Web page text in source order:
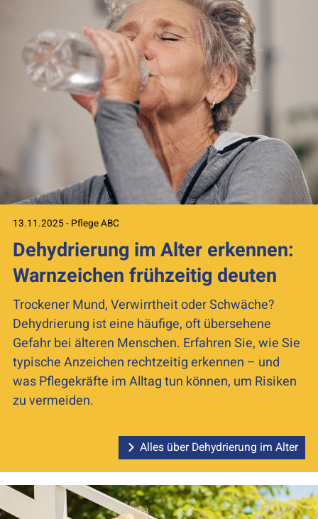
13.11.2025 - Pflege ABC
Dehydrierung im Alter erkennen:
Warnzeichen frühzeitig deuten
Trockener Mund, Verwirrtheit oder Schwäche?
Dehydrierung ist eine häufige, oft übersehene
Gefahr bei älteren Menschen. Erfahren Sie, wie Sie
typische Anzeichen rechtzeitig erkennen – und
was Pflegekräfte im Alltag tun können, um Risiken
zu vermeiden.
Alles über Dehydrierung im Alter